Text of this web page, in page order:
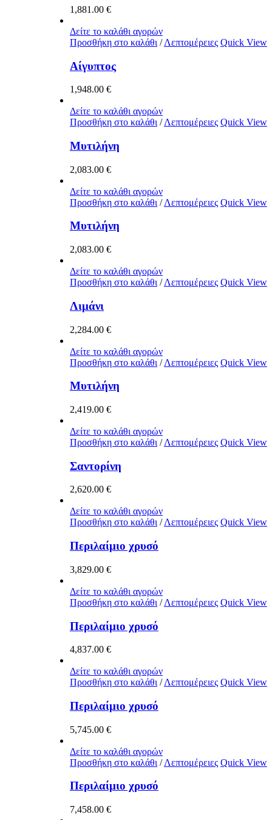
1,881.00 €
Δείτε το καλάθι αγορών
Προσθήκη στο καλάθι / Λεπτομέρειες Quick View
Αίγυπτος
1,948.00 €
Δείτε το καλάθι αγορών
Προσθήκη στο καλάθι / Λεπτομέρειες Quick View
Μυτιλήνη
2,083.00 €
Δείτε το καλάθι αγορών
Προσθήκη στο καλάθι / Λεπτομέρειες Quick View
Μυτιλήνη
2,083.00 €
Δείτε το καλάθι αγορών
Προσθήκη στο καλάθι / Λεπτομέρειες Quick View
Λιμάνι
2,284.00 €
Δείτε το καλάθι αγορών
Προσθήκη στο καλάθι / Λεπτομέρειες Quick View
Μυτιλήνη
2,419.00 €
Δείτε το καλάθι αγορών
Προσθήκη στο καλάθι / Λεπτομέρειες Quick View
Σαντορίνη
2,620.00 €
Δείτε το καλάθι αγορών
Προσθήκη στο καλάθι/Λεπτομέρειες Quick View
Περιλαίμιο χρυσό
3,829.00 €
Δείτε το καλάθι αγορών
Προσθήκη στο καλάθι / Λεπτομέρειες Quick View
Περιλαίμιο χρυσό
4,837.00 €
Δείτε το καλάθι αγορών
Προσθήκη στο καλάθι / Λεπτομέρειες Quick View
Περιλαίμιο χρυσό
5,745.00 €
Δείτε το καλάθι αγορών
Προσθήκη στο καλάθι / Λεπτομέρειες Quick View
Περιλαίμιο χρυσό
7,458.00 €